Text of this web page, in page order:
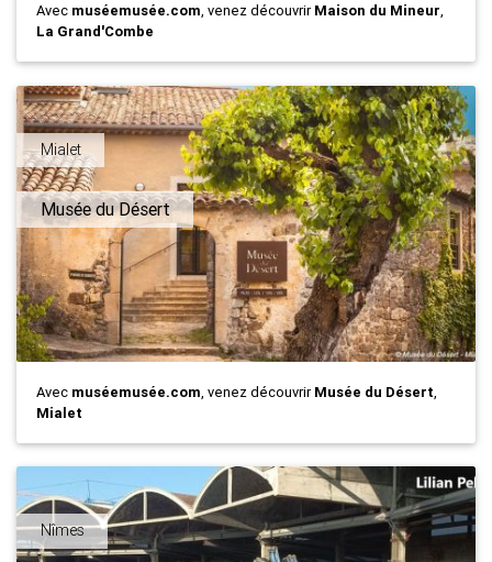
Avec muséemusée.com, venez découvrirMaison du Mineur,
La Grand'Combe
Mialet
Musée du Désert
Avec muséemusée.com, venez découvrirMusée du Désert,
Mialet
Nîmes